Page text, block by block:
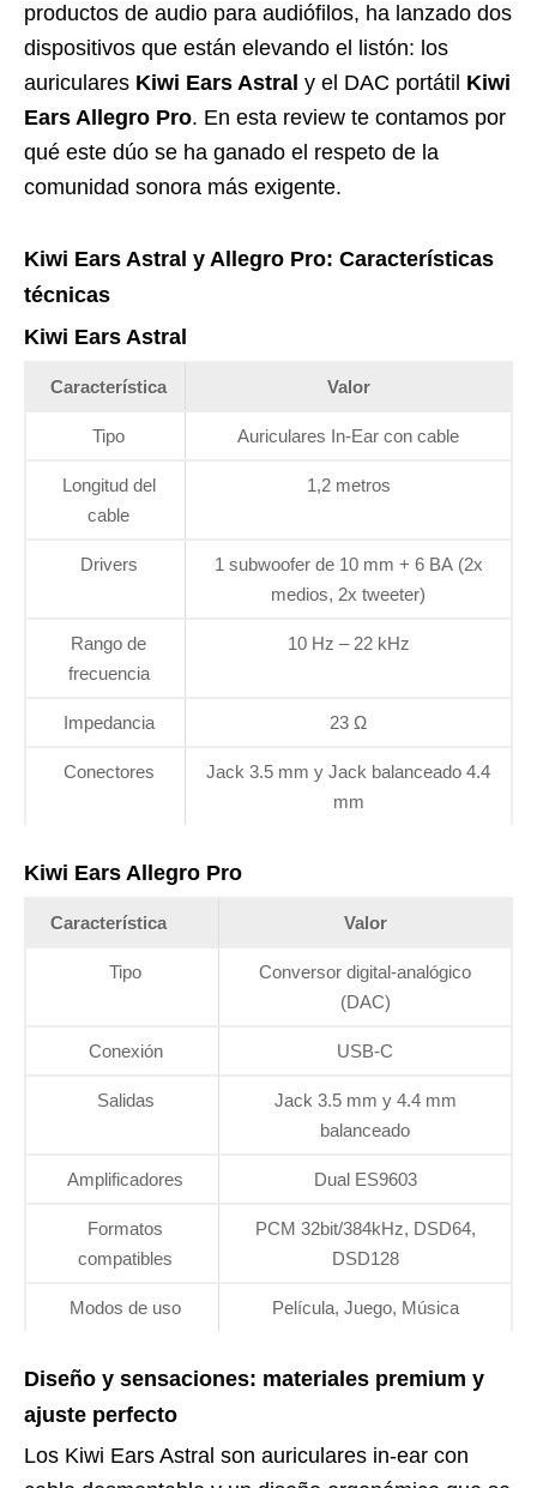
productos de audio para audiófilos, ha lanzado dos
dispositivos que están elevando el listón: los
auriculares Kiwi Ears Astral y el DAC portátil Kiwi
Ears Allegro Pro. En esta review te contamos por
qué este dúo se ha ganado el respeto de la
comunidad sonora más exigente.
Kiwi Ears Astral y Allegro Pro: Características
técnicas
Kiwi Ears Astral
Característica Valor
Tipo Auriculares In-Ear con cable
Longitud del
cable
1,2 metros
Drivers
1 subwoofer de 10 mm + 6 BA (2x
medios, 2x tweeter)
Rango de
frecuencia
10 Hz – 22 kHz
Impedancia 23 Ω
Conectores
Jack 3.5 mm y Jack balanceado 4.4
mm
Kiwi Ears Allegro Pro
Característica Valor
Tipo
Conversor digital-analógico
(DAC)
Conexión USB-C
Salidas
Jack 3.5 mm y 4.4 mm
balanceado
Amplificadores Dual ES9603
Formatos
compatibles
PCM 32bit/384kHz, DSD64,
DSD128
Modos de uso Película, Juego, Música
Diseño y sensaciones: materiales premium y
ajuste perfecto
Los Kiwi Ears Astral son auriculares in-ear con